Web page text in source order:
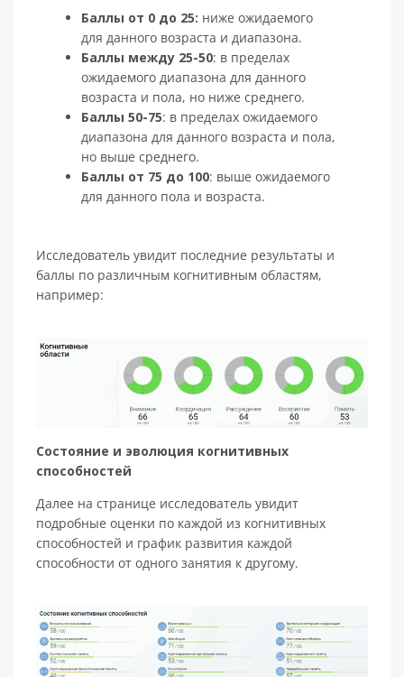
Баллы от 0 до 25: ниже ожидаемого
для данного возраста и диапазона.
Баллы между 25-50: в пределах
ожидаемого диапазона для данного
возраста и пола, но ниже среднего.
Баллы 50-75: в пределах ожидаемого
диапазона для данного возраста и пола,
но выше среднего.
Баллы от 75 до 100: выше ожидаемого
для данного пола и возраста.
Исследователь увидит последние результаты и
баллы по различным когнитивным областям,
например:
Состояние и эволюция когнитивных
способностей
Далее на странице исследователь увидит
подробные оценки по каждой из когнитивных
способностей и график развития каждой
способности от одного занятия к другому.